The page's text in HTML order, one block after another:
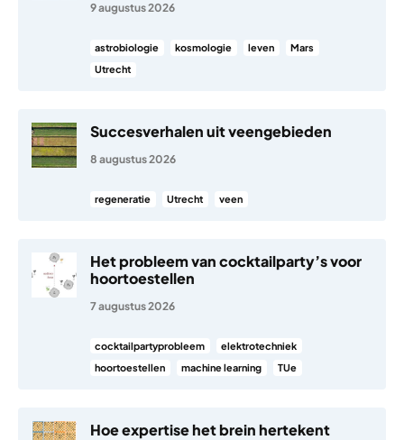
9 augustus 2026
astrobiologie kosmologie leven
Mars
Utrecht
Succesverhalen uit veengebieden
8 augustus 2026
regeneratie Utrecht veen
Het probleem van cocktailparty’s voor
hoortoestellen
7 augustus 2026
cocktailpartyprobleem
elektrotechniek
hoortoestellen
machine learning TUe
Hoe expertise het brein hertekent